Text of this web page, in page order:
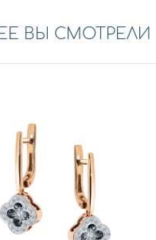
ВЫ СМОТРЕЛИ